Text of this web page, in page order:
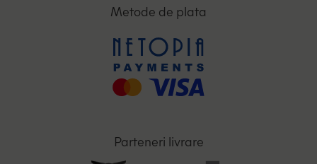
Metode de plata
Parteneri livrare